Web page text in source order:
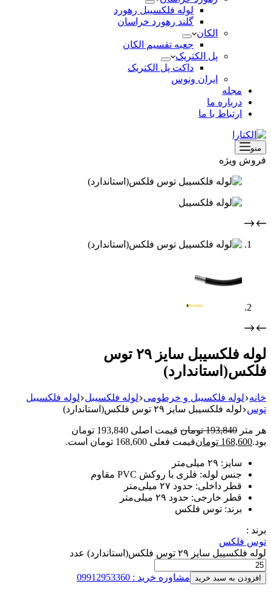
لوله فلکسیبل رهورد
گلند رهورد خراسان
الکان
جعبه تقسیم الکان
پل الکتریک
داکت پل الکتریک
ایران ونوس
مجله
درباره ما
ارتباط با ما
منو
فروش ویژه
لوله فلکسیبل سایز ۲۹ توس
فلکس(استاندارد)
خانه لوله فلکسیبل و خرطومی لوله فلکسیبل لوله فلکسیبل
توس لوله فلکسیبل سایز ۲۹ توس فلکس(استاندارد)
هر متر 193,840 تومان
قیمت اصلی 193,840 تومان
بود.168,600 تومانقیمت فعلی 168,600 تومان است.
سایز: ۲۹ میلی‌متر
جنس لوله: فلزی با روکش PVC مقاوم
قطر داخلی: حدود ۲۷ میلی‌متر
قطر خارجی: حدود ۲۹ میلی‌متر
برند: توس فلکس
برند :
توس فلکس
لوله فلکسیبل سایز ۲۹ توس فلکس(استاندارد) عدد
افزودن به سبد خرید مشاوره خرید : 09912953360